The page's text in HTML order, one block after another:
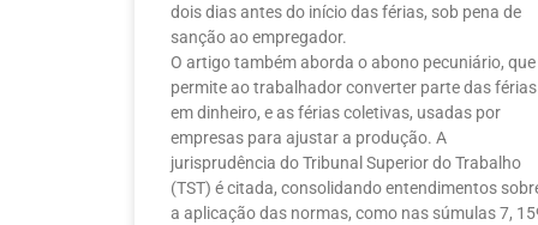
dois dias antes do início das férias, sob pena de
sanção ao empregador.
O artigo também aborda o abono pecuniário, que
permite ao trabalhador converter parte das férias
em dinheiro, e as férias coletivas, usadas por
empresas para ajustar a produção. A
jurisprudência do Tribunal Superior do Trabalho
(TST) é citada, consolidando entendimentos
a aplicação das normas, como nas súmulas 7,